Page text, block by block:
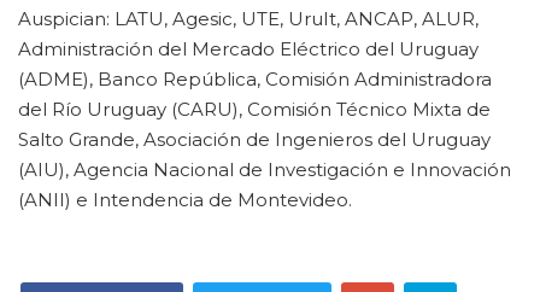
Auspician: LATU, Agesic, UTE, UruIt, ANCAP, ALUR,
Administración del Mercado Eléctrico del Uruguay
(ADME), Banco República, Comisión Administradora
del Río Uruguay (CARU), Comisión Técnico Mixta de
Salto Grande, Asociación de Ingenieros del Uruguay
(AIU), Agencia Nacional de Investigación e Innovación
(ANII) e Intendencia de Montevideo.